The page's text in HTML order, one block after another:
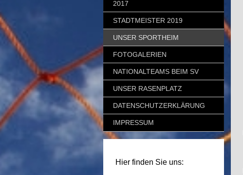
2017
STADTMEISTER 2019
UNSER SPORTHEIM
FOTOGALERIEN
NATIONALTEAMS BEIM SV
UNSER RASENPLATZ
DATENSCHUTZERKLÄRUNG
IMPRESSUM
Hier finden Sie uns: